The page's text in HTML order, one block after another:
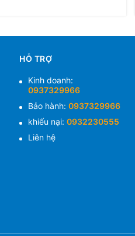
HỖ TRỢ
Kinh doanh:
0937329966
Bảo hành:0937329966
khiếu nại:0932230555
Liên hệ